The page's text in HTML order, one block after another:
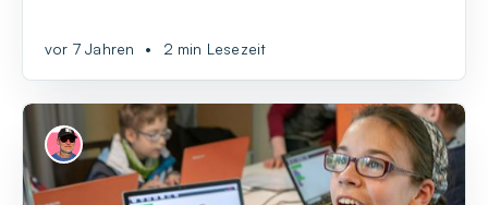
vor 7 Jahren • 2 min Lesezeit